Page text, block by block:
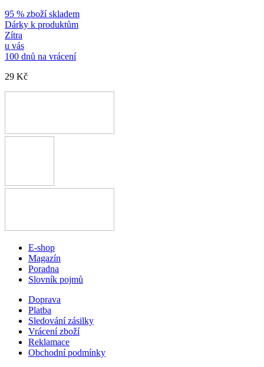
95 % zboží skladem
Dárky k produktům
Zítra
u vás
100 dnů na vrácení
29 Kč
E-shop
Magazín
Poradna
Slovník pojmů
Doprava
Platba
Sledování zásilky
Vrácení zboží
Reklamace
Obchodní podmínky